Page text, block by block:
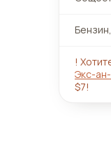
!
Экс-
$7!